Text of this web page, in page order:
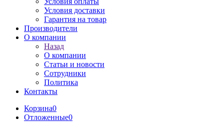
Условия доставки
Гарантия на товар
Производители
О компании
Назад
О компании
Статьи и новости
Сотрудники
Политика
Контакты
Корзина0
Отложенные0